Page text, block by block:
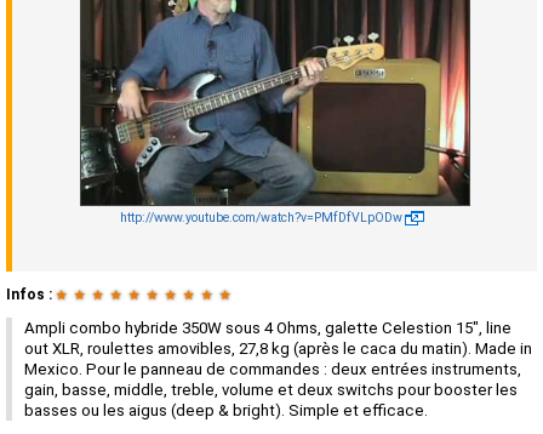
http://www.youtube.com/watch?v=PMfDfVLpODw
Infos : ★ ★ ★ ★ ★ ★ ★ ★ ★ ★
Ampli combo hybride 350W sous 4 Ohms, galette Celestion 15", line
out XLR, roulettes amovibles, 27,8 kg (après le caca du matin). Made in
Mexico. Pour le panneau de commandes : deux entrées instruments,
gain, basse, middle, treble, volume et deux switchs pour booster les
basses ou les aigus (deep & bright). Simple et efficace.